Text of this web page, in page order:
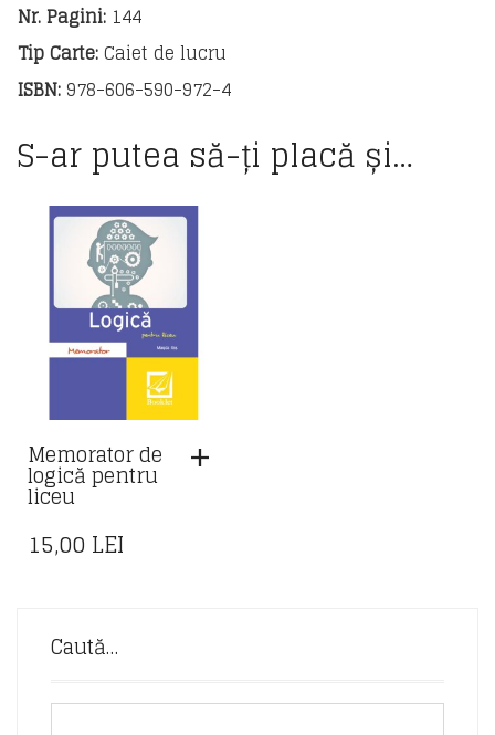
Nr. Pagini: 144
Tip Carte:Caiet de lucru
ISBN:978-606-590-972-4
S-ar putea să-ți placă și…
Memorator de
logică pentru
liceu
15,00 LEI
Caută…